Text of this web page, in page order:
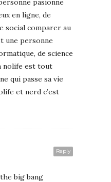
pasionne
en ligne, de
social comparer au
une personne
de science
nolife est tout
qui passe sa vie
et nerd c’est
Reply
big bang